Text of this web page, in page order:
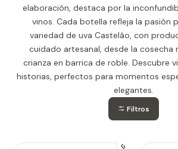
elaboración, destaca por la
vinos. Cada botella refleja la pasión
variedad de uva Castelão, con
cuidado artesanal, desde la cosecha
crianza en barrica de roble. Descubre
historias, perfectos para momentos
elegantes.
Filtros